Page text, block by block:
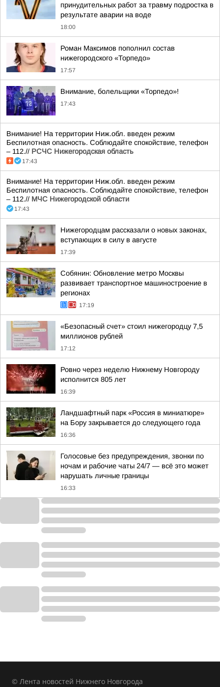
принудительных работ за травму подростка в
результате аварии на воде
18:00
Роман Максимов пополнил состав
нижегородского «Торпедо»
17:57
Внимание, болельщики «Торпедо»!
17:43
Внимание! На территории Ниж.обл. введен режим
Беспилотная опасность. Соблюдайте спокойствие, телефон
– 112.// РСЧС Нижегородская область
17:43
Внимание! На территории Ниж.обл. введен режим
Беспилотная опасность. Соблюдайте спокойствие, телефон
– 112.// МЧС Нижегородской области
17:43
Нижегородцам рассказали о новых законах,
вступающих в силу в августе
17:39
Собянин: Обновление метро Москвы
развивает транспортное машиностроение в
регионах
17:19
«Безопасный счет» стоил нижегородцу 7,5
миллионов рублей
17:12
Ровно через неделю Нижнему Новгороду
исполнится 805 лет
16:39
Ландшафтный парк «Россия в миниатюре»
на Бору закрывается до следующего года
16:36
Голосовые без предупреждения, звонки по
ночам и рабочие чаты 24/7 — всё это может
нарушать личные границы
16:33
© Лента новостей Нижнего Новгорода